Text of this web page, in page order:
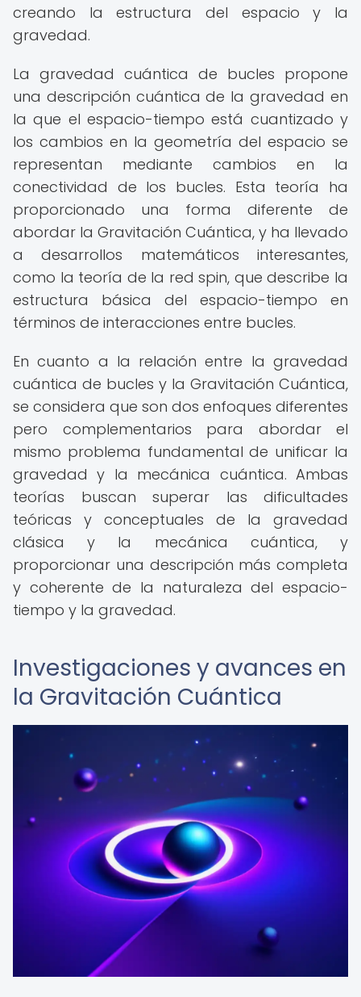
creando la estructura del espacio y la
gravedad.
La gravedad cuántica de bucles propone
una descripción cuántica de la gravedad en
la que el espacio-tiempo está cuantizado y
los cambios en la geometría del espacio se
representan mediante cambios en la
conectividad de los bucles. Esta teoría ha
proporcionado una forma diferente de
abordar la Gravitación Cuántica, y ha llevado
a desarrollos matemáticos interesantes,
como la teoría de la red spin, que describe la
estructura básica del espacio-tiempo en
términos de interacciones entre bucles.
En cuanto a la relación entre la gravedad
cuántica de bucles y la Gravitación Cuántica,
se considera que son dos enfoques diferentes
pero complementarios para abordar el
mismo problema fundamental de unificar la
gravedad y la mecánica cuántica. Ambas
teorías buscan superar las dificultades
teóricas y conceptuales de la gravedad
clásica y la mecánica cuántica, y
proporcionar una descripción más completa
y coherente de la naturaleza del espacio-
tiempo y la gravedad.
Investigaciones y avances en
la Gravitación Cuántica